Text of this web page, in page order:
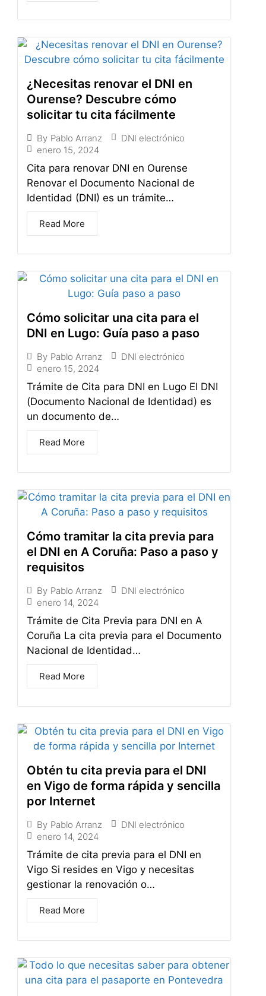
¿Necesitas renovar el DNI en
Ourense? Descubre cómo
solicitar tu cita fácilmente
By Pablo Arranz
DNI electrónico
enero 15, 2024
Cita para renovar DNI en Ourense
Renovar el Documento Nacional de
Identidad (DNI) es un trámite…
Read More
Cómo solicitar una cita para el
DNI en Lugo: Guía paso a paso
By Pablo Arranz
DNI electrónico
enero 15, 2024
Trámite de Cita para DNI en Lugo El DNI
(Documento Nacional de Identidad) es
un documento de…
Read More
Cómo tramitar la cita previa para
el DNI en A Coruña: Paso a paso y
requisitos
By Pablo Arranz
DNI electrónico
enero 14, 2024
Trámite de Cita Previa para DNI en A
Coruña La cita previa para el Documento
Nacional de Identidad…
Read More
Obtén tu cita previa para el DNI
en Vigo de forma rápida y sencilla
por Internet
By Pablo Arranz
DNI electrónico
enero 14, 2024
Trámite de cita previa para el DNI en
Vigo Si resides en Vigo y necesitas
gestionar la renovación o…
Read More